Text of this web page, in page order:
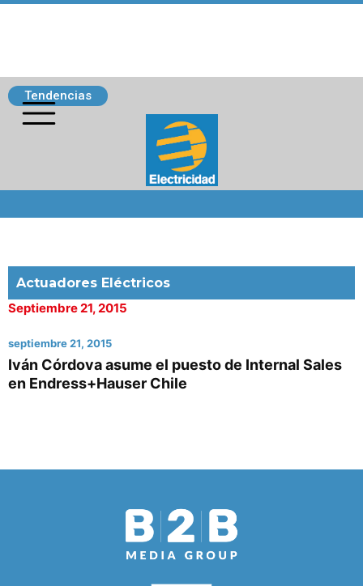
Tendencias
Actuadores Eléctricos
Septiembre 21, 2015
septiembre 21, 2015
Iván Córdova asume el puesto de Internal Sales
en Endress+Hauser Chile